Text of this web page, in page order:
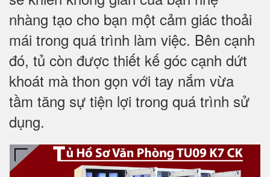
nhàng tạo cho bạn một cảm giác thoải
mái trong quá trình làm việc. Bên cạnh
đó, tủ còn được thiết kế góc cạnh dứt
khoát mà thon gọn với tay nắm vừa
tầm tăng sự tiện lợi trong quá trình sử
dụng.